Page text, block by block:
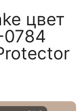
цвет
0784